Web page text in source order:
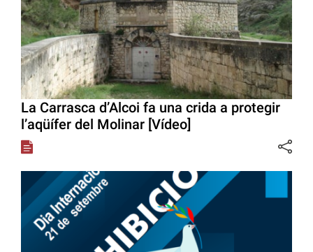
La Carrasca d’Alcoi fa una crida a protegir
l’aqüífer del Molinar [Vídeo]